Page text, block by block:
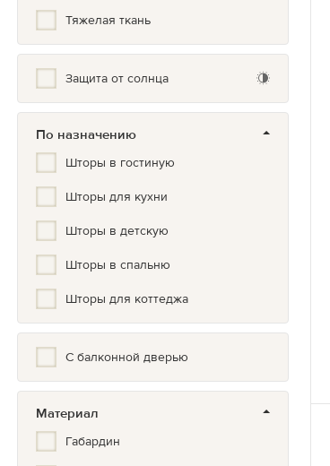
Фото принт
Цветочный
Тяжелая ткань
Защита от солнца
По назначению
Шторы в гостиную
Шторы для кухни
Шторы в детскую
Шторы в спальню
Шторы для коттеджа
С балконной дверью
Материал
Габардин